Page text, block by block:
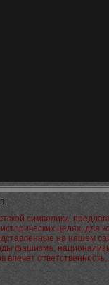
символики,
целях,
на нашем
фашизма,
влечет